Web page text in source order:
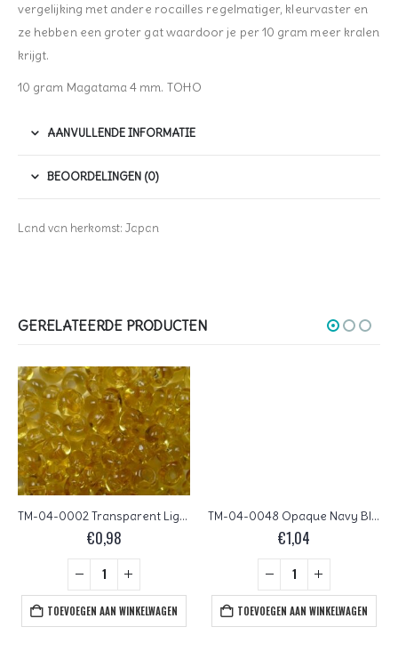
vergelijking met andere rocailles regelmatiger, kleurvaster en
ze hebben een groter gat waardoor je per 10 gram meer kralen
krijgt.
10 gram Magatama 4 mm. TOHO
AANVULLENDE INFORMATIE
BEOORDELINGEN (0)
Land van herkomst: Japan
GERELATEERDE PRODUCTEN
TM-04-0002 Transparent Light Topaz Magatama 4 mm. TOHO
€0,98
TOEVOEGEN AAN WINKELWAGEN
TM-04-0048 Opaque Navy Blue Magatama 4 mm. TOHO
€1,04
TOEVOEGEN AAN WINKELWAGEN